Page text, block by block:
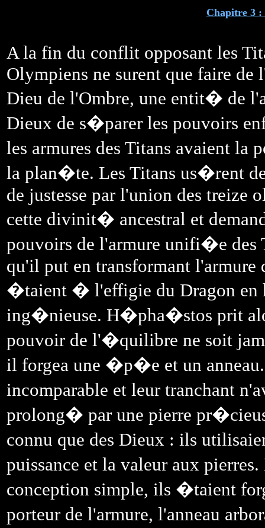
Chapitre 3
A la fin du conflit opposant les
Olympiens ne surent que faire de
Dieu de l'Ombre, une entit� de
Dieux de s�parer les pouvoirs
les armures des Titans avaient
la plan�te. Les Titans us�rent
de justesse par l'union des treize
cette divinit� ancestral et
pouvoirs de l'armure unifi�e des
qu'il put en transformant l'armure
�taient � l'effigie du Dragon
ing�nieuse. H�pha�stos prit
pouvoir de l'�quilibre ne soit
il forgea une �p�e et un
incomparable et leur tranchant
prolong� par une pierre
connu que des Dieux : ils
puissance et la valeur aux
conception simple, ils �taient
porteur de l'armure, l'anneau